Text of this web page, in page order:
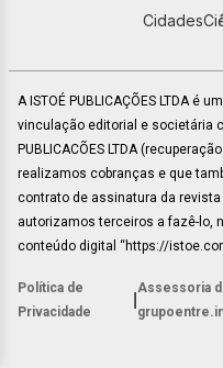
Cidades
A ISTOÉ PUBLICAÇÕES LTDA é
vinculação editorial e societária
PUBLICACÕES LTDA
realizamos cobranças e que
contrato de assinatura da
autorizamos terceiros a fazê-lo,
conteúdo digital “https://
Política de
Privacidade
Assessoria